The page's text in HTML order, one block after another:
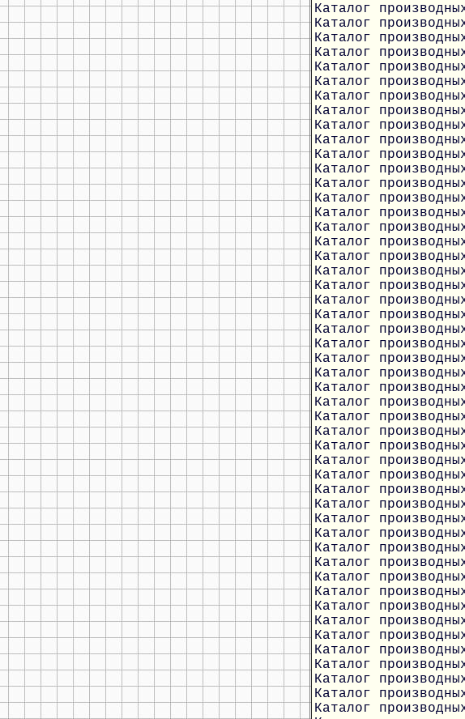
Каталог
Каталог
Каталог
Каталог
Каталог
Каталог
Каталог
Каталог
Каталог
Каталог
Каталог
Каталог
Каталог
Каталог
Каталог
Каталог
Каталог
Каталог
Каталог
Каталог
Каталог
Каталог
Каталог
Каталог
Каталог
Каталог
Каталог
Каталог
Каталог
Каталог
Каталог
Каталог
Каталог
Каталог
Каталог
Каталог
Каталог
Каталог
Каталог
Каталог
Каталог
Каталог
Каталог
Каталог
Каталог
Каталог
Каталог
Каталог
Каталог